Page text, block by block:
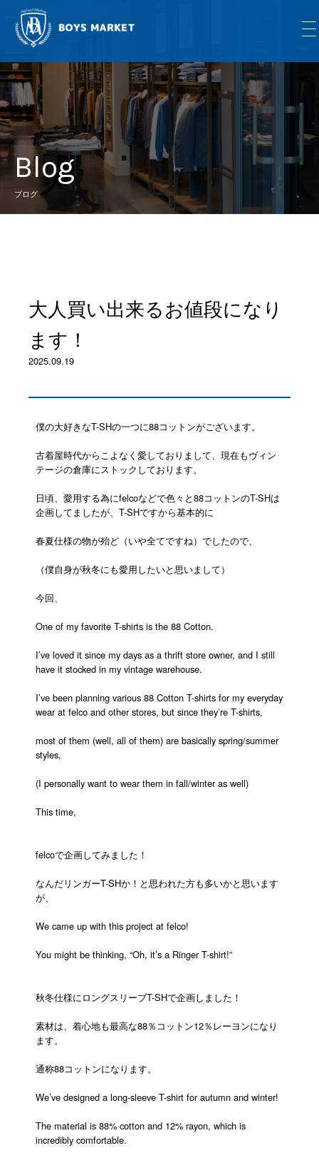
Blog
ブログ
大人買い出来るお値段になり
ます！
2025.09.19
僕の大好きなT-SHの一つに88コットンがございます。
古着屋時代からこよなく愛しておりまして、現在もヴィン
テージの倉庫にストックしております。
日頃、愛用する為にfelcoなどで色々と88コットンのT-SHは
企画してましたが、T-SHですから基本的に
春夏仕様の物が殆ど（いや全てですね）でしたので、
（僕自身が秋冬にも愛用したいと思いまして）
今回、
One of my favorite T-shirts is the 88 Cotton.
I’ve loved it since my days as a thrift store owner, and I still
have it stocked in my vintage warehouse.
I’ve been planning various 88 Cotton T-shirts for my everyday
wear at felco and other stores, but since they’re T-shirts,
most of them (well, all of them) are basically spring/summer
styles,
(I personally want to wear them in fall/winter as well)
This time,
felcoで企画してみました！
なんだリンガーT-SHか！と思われた方も多いかと思います
が、
We came up with this project at felco!
You might be thinking, “Oh, it’s a Ringer T-shirt!”
秋冬仕様にロングスリーブT-SHで企画しました！
素材は、着心地も最高な88％コットン12％レーヨンになり
ます。
通称88コットンになります。
We’ve designed a long-sleeve T-shirt for autumn and winter!
The material is 88% cotton and 12% rayon, which is
incredibly comfortable.